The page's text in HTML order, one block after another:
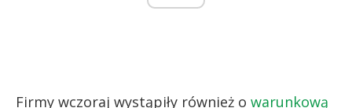
Firmy wczoraj wystąpiły również o warunkową